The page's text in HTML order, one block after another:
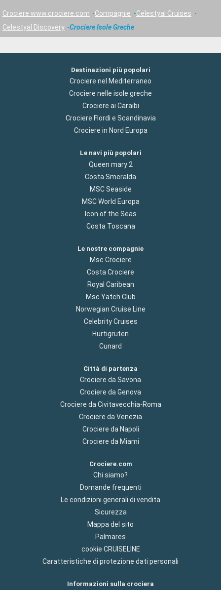
Crociere www.crociere.com Compagnie
Celestyal Cruises
Celestyal Discovery
Crociere Isole Greche
Destinazioni più popolari
Crociere nel Mediterraneo
Crociere nelle isole greche
Crociere ai Caraibi
Crociere Flordi e Scandinavia
Crociere in Nord Europa
Le navi più popolari
Queen mary 2
Costa Smeralda
MSC Seaside
MSC World Europa
Icon of the Seas
Costa Toscana
Le nostre compagnie
Msc Crociere
Costa Crociere
Royal Caribean
Msc Yatch Club
Norwegian Cruise Line
Celebrity Cruises
Hurtigruten
Cunard
Città di partenza
Crociere da Savona
Crociere da Genova
Crociere da Civitavecchia-Roma
Crociere da Venezia
Crociere da Napoli
Crociere da Miami
Crociere.com
Chi siamo?
Domande frequenti
Le condizioni generali di vendita
Sicurezza
Mappa del sito
Palmares
cookie CRUISELINE
Caratteristiche di protezione dati personali
Informazioni sulla crociera